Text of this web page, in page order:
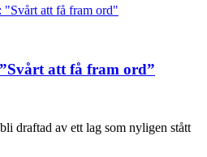
att få fram ord”
draftad av ett lag som nyligen stått